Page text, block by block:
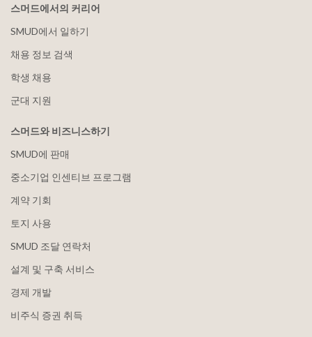
스머드에서의 커리어
SMUD에서 일하기
채용 정보 검색
학생 채용
군대 지원
스머드와 비즈니스하기
SMUD에 판매
중소기업 인센티브 프로그램
계약 기회
토지 사용
SMUD 조달 연락처
설계 및 구축 서비스
경제 개발
비주식 증권 취득